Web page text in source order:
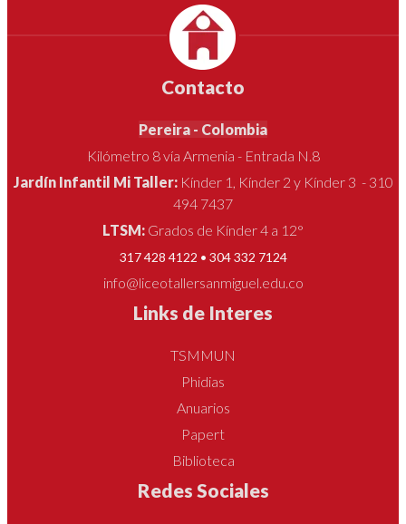
Contacto
Pereira - Colombia
Kilómetro 8 vía Armenia - Entrada N.8
Jardín Infantil Mi Taller: Kínder 1, Kínder 2 y Kínder 3 - 310
494 7437
LTSM: Grados de Kínder 4 a 12°
317 428 4122 • 304 332 7124
info@liceotallersanmiguel.edu.co
Links de Interes
TSMMUN
Phidias
Anuarios
Papert
Biblioteca
Redes Sociales